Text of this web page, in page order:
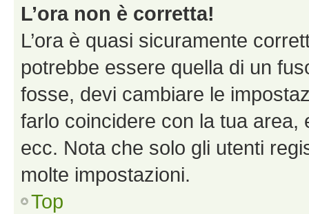
L’ora non è corretta!
L’ora è quasi sicuramente
potrebbe essere quella di un
fosse, devi cambiare le
farlo coincidere con la tua area,
ecc. Nota che solo gli utenti
molte impostazioni.
Top